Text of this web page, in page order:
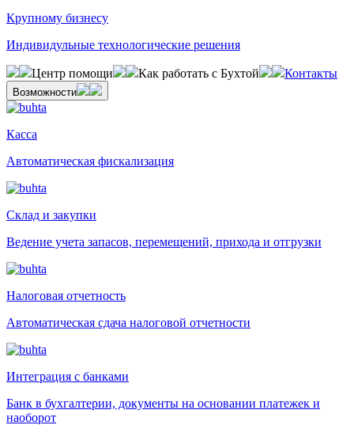
Крупному бизнесу
Индивидульные технологические решения
Центр помощи Как работать с Бухтой Контакты
Возможности
Касса
Автоматическая фискализация
Склад и закупки
Ведение учета запасов, перемещений, прихода и отгрузки
Налоговая отчетность
Автоматическая сдача налоговой отчетности
Интеграция с банками
Банк в бухгалтерии, документы на основании платежек и
наоборот